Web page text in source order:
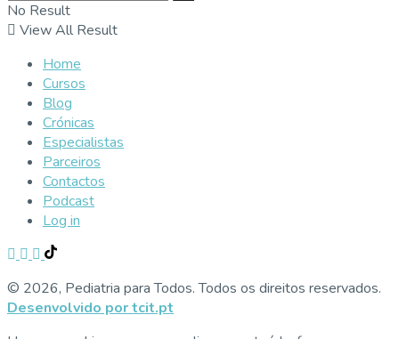
No Result
View All Result
Home
Cursos
Blog
Crónicas
Especialistas
Parceiros
Contactos
Podcast
Log in
© 2026, Pediatria para Todos. Todos os direitos reservados.
Desenvolvido por tcit.pt